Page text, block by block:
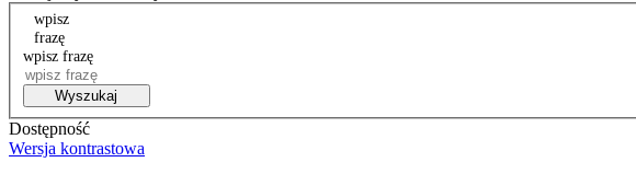
wpisz
frazę
wpisz frazę
Wyszukaj
Dostępność
Wersja kontrastowa